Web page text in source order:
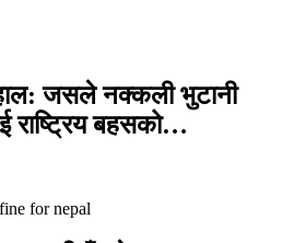
जसले नक्कली भुटानी
राष्ट्रिय बहसको…